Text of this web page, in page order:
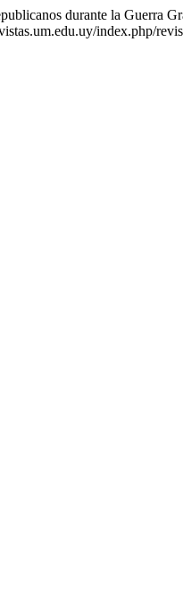
durante la Guerra
index.php/